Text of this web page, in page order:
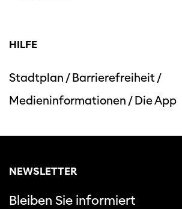
HILFE
Stadtplan /Barrierefreiheit/
Medieninformationen /Die App
NEWSLETTER
Bleiben Sie informiert